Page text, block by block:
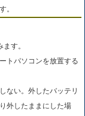
。
す。
トパソコンを放置する
ない。外したバッテリ
外したままにした場